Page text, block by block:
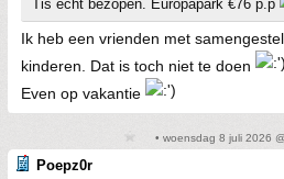
Tis echt bezopen. Europapark €76 p.p
Ik heb een vrienden met
kinderen. Dat is toch niet te doen
Even op vakantie
• woensdag 8 juli 2026
Poepz0r